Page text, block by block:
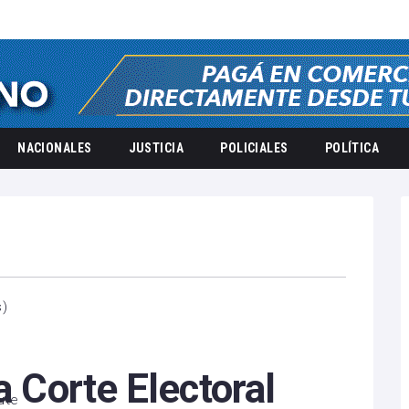
NACIONALES JUSTICIA POLICIALES POLÍTICA
)
Corte Electoral